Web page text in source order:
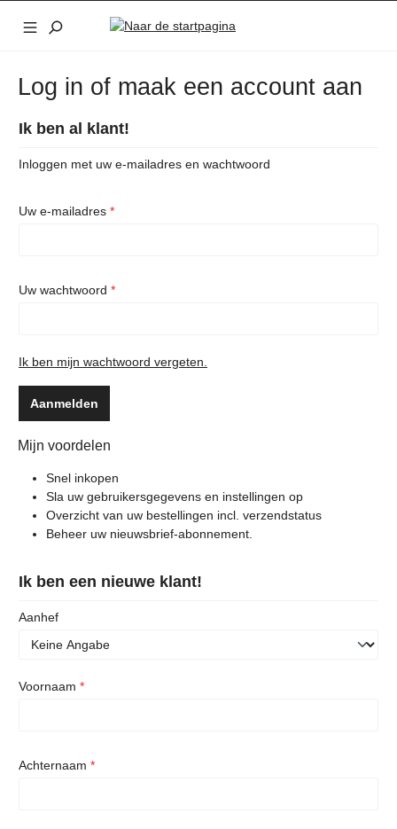
Ga naar de hoofdinhoud
Log in of maak een account aan
Ik ben al klant!
Inloggen met uw e-mailadres en wachtwoord
Uw e-mailadres *
Uw wachtwoord *
Ik ben mijn wachtwoord vergeten.
Aanmelden
Mijn voordelen
Snel inkopen
Sla uw gebruikersgegevens en instellingen op
Overzicht van uw bestellingen incl. verzendstatus
Beheer uw nieuwsbrief-abonnement.
Ik ben een nieuwe klant!
Persoonlijke informatie
Aanhef
Voornaam *
Achternaam *